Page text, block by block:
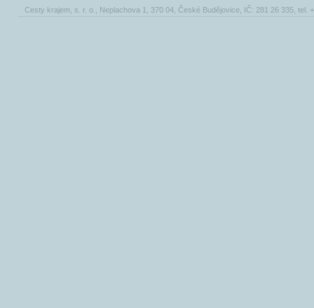
Cesty krajem, s. r. o., Neplachova 1, 370 04, České Budějovice, IČ: 281 26 335, tel.